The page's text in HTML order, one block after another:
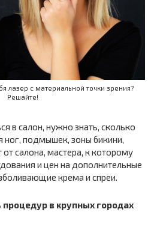
лазер с материальной точки зрения?
Решайте!
в салон, нужно знать, сколько
ног, подмышек, зоны бикини,
от салона, мастера, к которому
и цен на дополнительные
крема и спреи.
в крупных городах